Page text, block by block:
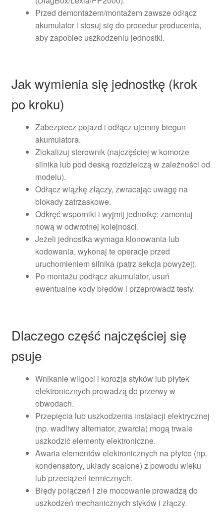
Przed demontażem/montażem zawsze odłącz
akumulator i stosuj się do procedur producenta,
aby zapobiec uszkodzeniu jednostki.
Jak wymienia się jednostkę (krok
po kroku)
Zabezpiecz pojazd i odłącz ujemny biegun
akumulatora.
Zlokalizuj sterownik (najczęściej w komorze
silnika lub pod deską rozdzielczą w zależności od
modelu).
Odłącz wiązkę złączy, zwracając uwagę na
blokady zatrzaskowe.
Odkręć wsporniki i wyjmij jednotkę; zamontuj
nową w odwrotnej kolejności.
Jeżeli jednostka wymaga klonowania lub
kodowania, wykonaj te operacje przed
uruchomieniem silnika (patrz sekcja powyżej).
Po montażu podłącz akumulator, usuń
ewentualne kody błędów i przeprowadź testy.
Dlaczego część najczęściej się
psuje
Wnikanie wilgoci i korozja styków lub płytek
elektronicznych prowadzą do przerwy w
obwodach.
Przepięcia lub uszkodzenia instalacji elektrycznej
(np. wadliwy alternator, zwarcia) mogą trwale
uszkodzić elementy elektroniczne.
Awaria elementów elektronicznych na płytce (np.
kondensatory, układy scalone) z powodu wieku
lub przeciążeń termicznych.
Błędy połączeń i złe mocowanie prowadzą do
uszkodzeń mechanicznych styków i złączy.